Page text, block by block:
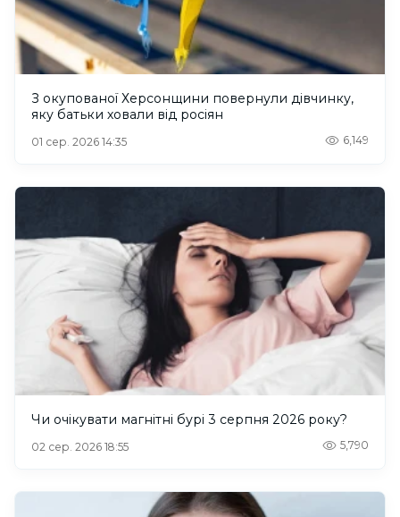
З окупованої Херсонщини повернули дівчинку,
яку батьки ховали від росіян
01 сер. 2026 14:35 6,149
Чи очікувати магнітні бурі 3 серпня 2026 року?
02 сер. 2026 18:55 5,790